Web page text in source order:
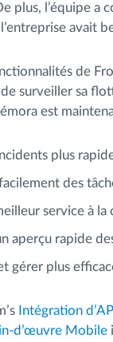
plus, l’équipe a
avait
de
surveiller sa
est
plus
des
service à la
aperçu rapide
gérer plus
Intégration d’API
d’œuvre Mobile